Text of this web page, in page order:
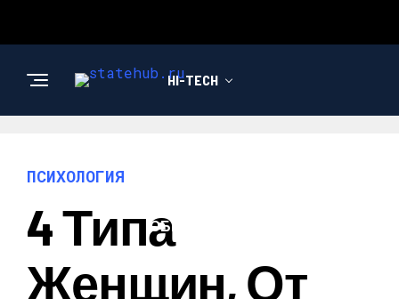
HI-TECH
ОБЩЕСТВО
ПСИХОЛОГИЯ
4 Типа
Женщин, От